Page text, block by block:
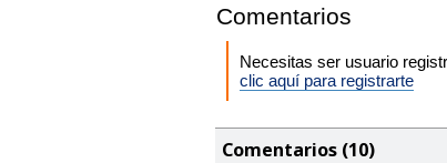
Comentarios
Necesitas ser usuario
clic aquí para registrarte
Comentarios (10)